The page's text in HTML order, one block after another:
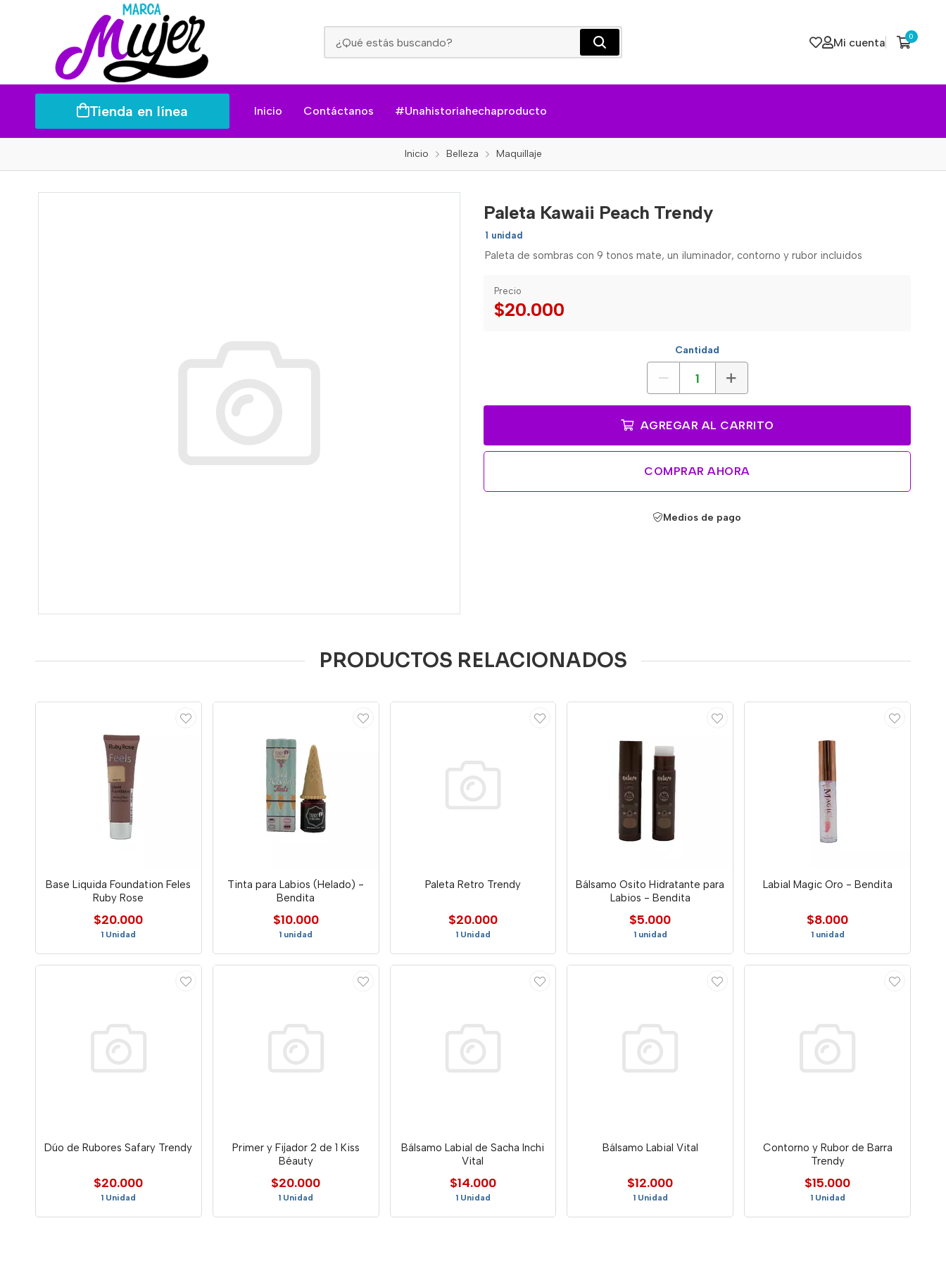
Mi cuenta 0
Tienda en línea Inicio Contáctanos #Unahistoriahechaproducto
Inicio Belleza Maquillaje
Paleta Kawaii Peach Trendy
1 unidad
Paleta de sombras con 9 tonos mate, un iluminador, contorno y rubor incluidos
Precio
$20.000
Cantidad
AGREGAR AL CARRITO
COMPRAR AHORA
Medios de pago
PRODUCTOS RELACIONADOS
Base Liquida Foundation Feles
Ruby Rose
$20.000
1 Unidad
Tinta para Labios (Helado) -
Bendita
$10.000
1 unidad
Paleta Retro Trendy
$20.000
1 Unidad
Bálsamo Osito Hidratante para
Labios - Bendita
$5.000
1 unidad
Labial Magic Oro - Bendita
$8.000
1 unidad
Dúo de Rubores Safary Trendy
$20.000
1 Unidad
Primer y Fijador 2 de 1 Kiss
Béauty
$20.000
1 Unidad
Bálsamo Labial de Sacha Inchi
Vital
$14.000
1 Unidad
Bálsamo Labial Vital
$12.000
1 Unidad
Contorno y Rubor de Barra
Trendy
$15.000
1 Unidad